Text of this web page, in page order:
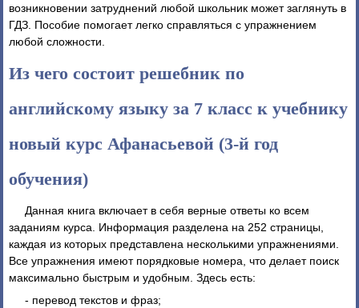
возникновении затруднений любой школьник может заглянуть в
ГДЗ. Пособие помогает легко справляться с упражнением
любой сложности.
Из чего состоит решебник по
английскому языку за 7 класс к учебнику
новый курс Афанасьевой (3-й год
обучения)
Данная книга включает в себя верные ответы ко всем
заданиям курса. Информация разделена на 252 страницы,
каждая из которых представлена несколькими упражнениями.
Все упражнения имеют порядковые номера, что делает поиск
максимально быстрым и удобным. Здесь есть:
- перевод текстов и фраз;